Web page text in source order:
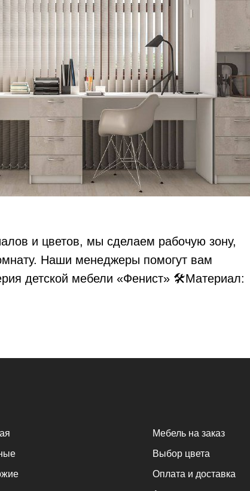
и цветов, мы сделаем рабочую зону,
Наши менеджеры помогут вам
детской мебели «Фенист» 🛠Материал:
Мебель на заказ
Выбор цвета
Оплата и доставка